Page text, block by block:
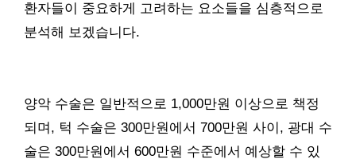
환자들이 중요하게 고려하는 요소들을 심층적으로
분석해 보겠습니다.
양악 수술은 일반적으로 1,000만원 이상으로 책정
되며, 턱 수술은 300만원에서 700만원 사이, 광대 수
술은 300만원에서 600만원 수준에서 예상할 수 있